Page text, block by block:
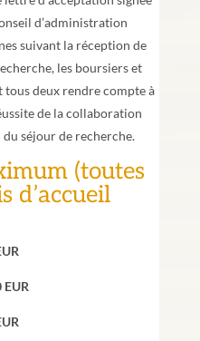
d’administration
suivant la réception de
les boursiers et
deux rendre compte à
de la collaboration
séjour de recherche.
(toutes
d’accueil
EUR